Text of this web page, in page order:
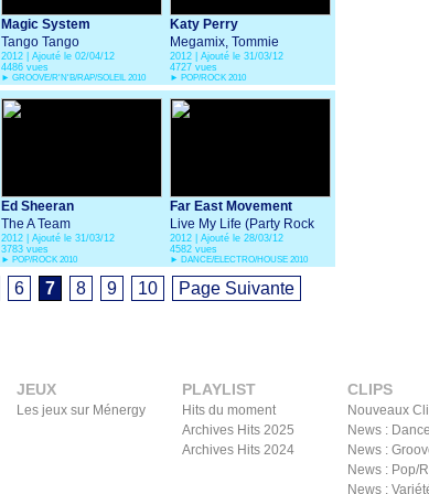
Magic System
Tango Tango
2012 | Ajouté le 02/04/12
4486 vues
► GROOVE/R'N'B/RAP/SOLEIL 2010
Katy Perry
Megamix, Tommie
Sunshine's Megasix
Smash-Up
2012 | Ajouté le 31/03/12
4727 vues
► POP/ROCK 2010
Ed Sheeran
The A Team
2012 | Ajouté le 31/03/12
3783 vues
► POP/ROCK 2010
Far East Movement
Live My Life (Party Rock
Remix
2012 | Ajouté le 28/03/12
4582 vues
► DANCE/ELECTRO/HOUSE 2010
6 7 8 9 10 Page Suivante
JEUX
Les jeux sur Ménergy
PLAYLIST
Hits du moment
Archives Hits 2025
Archives Hits 2024
CLIPS
Nouveaux
News :
News :
News : Pop/
News :